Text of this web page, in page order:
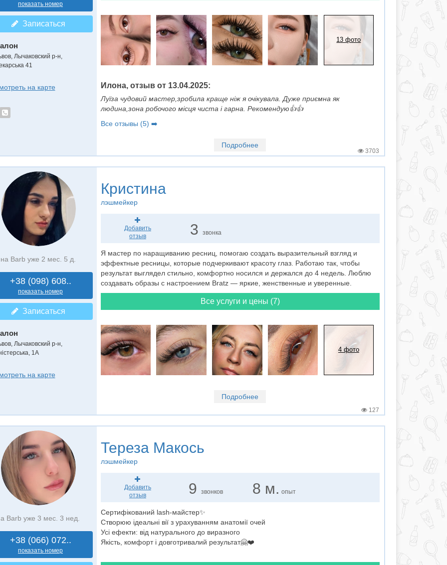
показать номер
Записаться
Лычаковский р-н,
41
на карте
13 фото
Илона, отзыв от 13.04.2025:
Луїза чудовий мастер,зробила краще ніж я очікувала. Дуже приємна як
людина,зона робочого місця чиста і гарна. Рекомендую👍👍
Все отзывы (5) ➡️
Подробнее
3703
на Barb уже 2 мес. 5 д.
+38 (098) 608..
показать номер
Записаться
Лычаковский р-н,
1А
на карте
Кристина
лэшмейкер
Добавить
отзыв
3звонка
Я мастер по наращиванию ресниц, помогаю создать выразительный взгляд и
эффектные ресницы, которые подчеркивают красоту глаз. Работаю так, чтобы
результат выглядел стильно, комфортно носился и держался до 4 недель. Люблю
создавать образы с настроением Bratz — яркие, женственные и уверенные.
Все услуги и цены (7)
4 фото
Подробнее
127
Barb уже 3 мес. 3 нед.
+38 (066) 072..
показать номер
Тереза Макось
лэшмейкер
Добавить
отзыв
9звонков 8 м. опыт
Сертифікований lash-майстер✨
Створюю ідеальні вії з урахуванням анатомії очей
Усі ефекти: від натурального до виразного
Якість, комфорт і довготривалий результат🤗❤️